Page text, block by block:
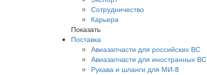
Сотрудничество
Карьера
Показать
Поставка
Авиазапчасти для российских ВС
Авиазапчасти для иностранных ВС
Рукава и шланги для МИ-8